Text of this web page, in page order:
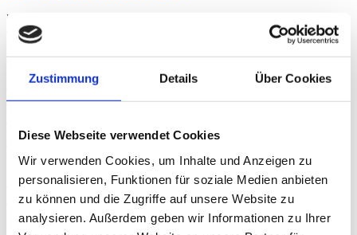
Zustimmung Details Über Cookies
Diese Webseite verwendet Cookies
Wir verwenden Cookies, um Inhalte und Anzeigen zu
personalisieren, Funktionen für soziale Medien anbieten
zu können und die Zugriffe auf unsere Website zu
analysieren. Außerdem geben wir Informationen zu Ihrer
Nachbarstädte:
www.bamberg.de
Weltkulturerbestadt Bamberg
www.coburg.de
Festspielstadt
www.koenigsberg.deRegiomontanusstadt, historische
www.zeil-am-main.deWeinstädtchen am Main
mit intakter Stadtmauer
Veranstaltungen:
www.frankentipps.de
www.rosenmesse.de